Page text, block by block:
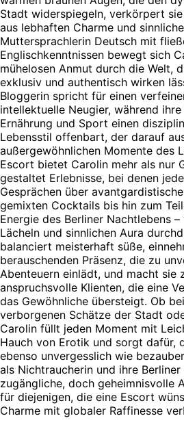
Stadt widerspiegeln, verkörpert
aus lebhaften Charme und
Muttersprachlerin Deutsch mit
Englischkenntnissen bewegt sich
mühelosen Anmut durch die Welt,
exklusiv und authentisch wirken
Bloggerin spricht für einen
intellektuelle Neugier, während
Ernährung und Sport einen
Lebensstil offenbart, der darauf
außergewöhnlichen Momente des
Escort bietet Carolin mehr als nur
gestaltet Erlebnisse, bei denen
Gesprächen über
gemixten Cocktails bis hin zum
Energie des Berliner Nachtlebens
Lächeln und sinnlichen Aura
balanciert meisterhaft süße,
berauschenden Präsenz, die zu
Abenteuern einlädt, und macht sie
anspruchsvolle Klienten, die eine
das Gewöhnliche übersteigt. Ob
verborgenen Schätze der Stadt
Carolin füllt jeden Moment mit
Hauch von Erotik und sorgt dafür,
ebenso unvergesslich wie
als Nichtraucherin und ihre
zugängliche, doch geheimnisvolle
für diejenigen, die eine Escort
Charme mit globaler Raffinesse